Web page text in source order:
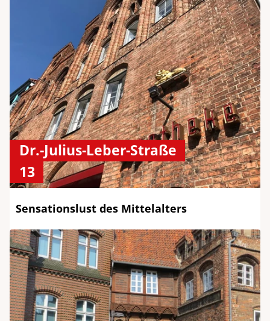
Dr.-Julius-Leber-Straße
13
Sensationslust des Mittelalters